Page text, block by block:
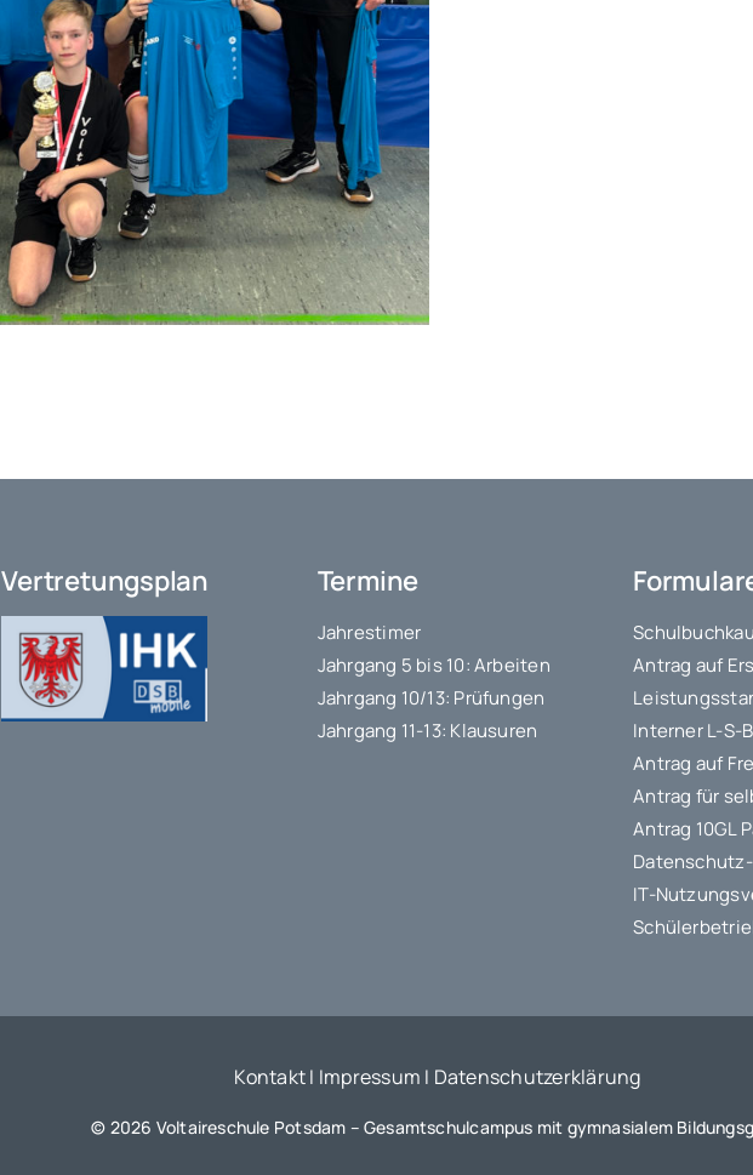
Vertretungsplan Termine
Jahrestimer
Jahrgang 5 bis 10: Arbeiten
Jahrgang 10/13: Prüfungen
Jahrgang 11-13: Klausuren
Antrag auf
Interner L-S-
Antrag auf
Antrag für
Antrag 10GL
IT-
KontaktI Impressum I Datenschutzerklärung
© 2026 Voltaireschule Potsdam – Gesamtschulcampus mit gymnasialem